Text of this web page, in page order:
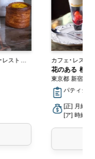
カフェ・レスト
花のある 棲
東京都 新宿区
パティシエ
[正] 月給
[ア] 時給